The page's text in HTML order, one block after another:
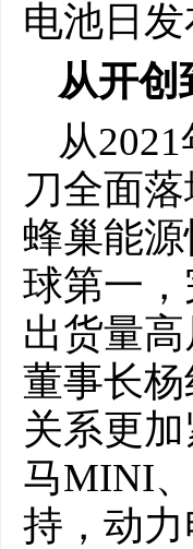
从开创
从
刀全面
蜂巢能
球第一
出货量
董事长
关系更
马MINI
持，动